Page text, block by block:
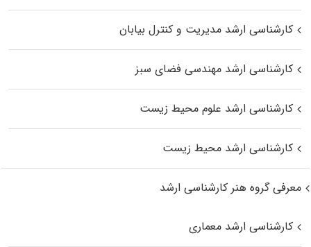
کارشناسی ارشد مدیریت و کنترل بیابان
کارشناسی ارشد مهندسی فضای سبز
کارشناسی ارشد علوم محیط‌ زیست
کارشناسی ارشد محیط زیست
معرفی گروه هنر کارشناسی ارشد
کارشناسی ارشد معماری